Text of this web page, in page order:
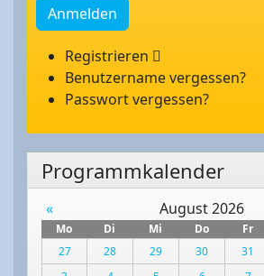
Anmelden
Registrieren
Benutzername vergessen?
Passwort vergessen?
Programmkalender
« August 2026
Mo Di Mi Do Fr
27
28 29 30 31